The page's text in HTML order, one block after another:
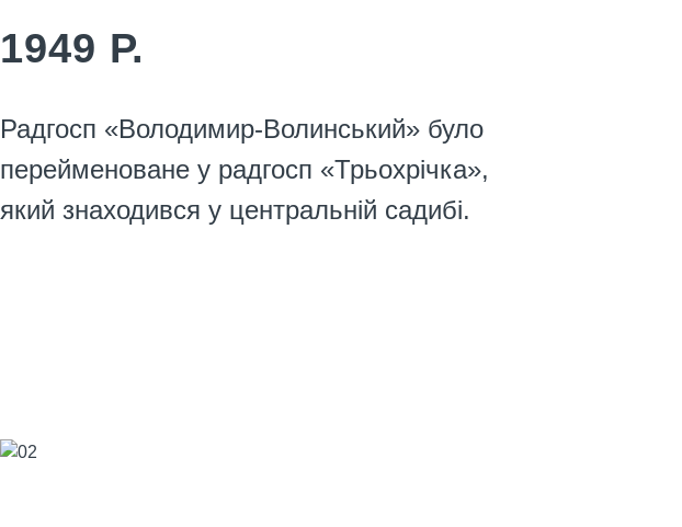
1949 Р.
Радгосп «Володимир-Волинський» було
перейменоване у радгосп «Трьохрічка»,
який знаходився у центральній садибі.